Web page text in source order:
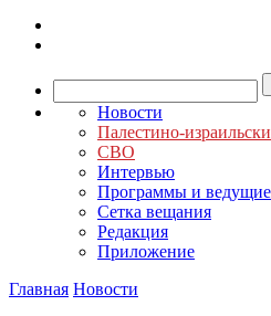
Новости
Палестино-
СВО
Интервью
Программы и ведущие
Сетка вещания
Редакция
Приложение
Главная Новости